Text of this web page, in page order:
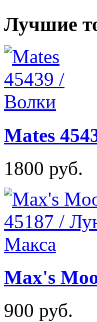
Лучшие
Mates
1800 руб.
Max's
900 руб.